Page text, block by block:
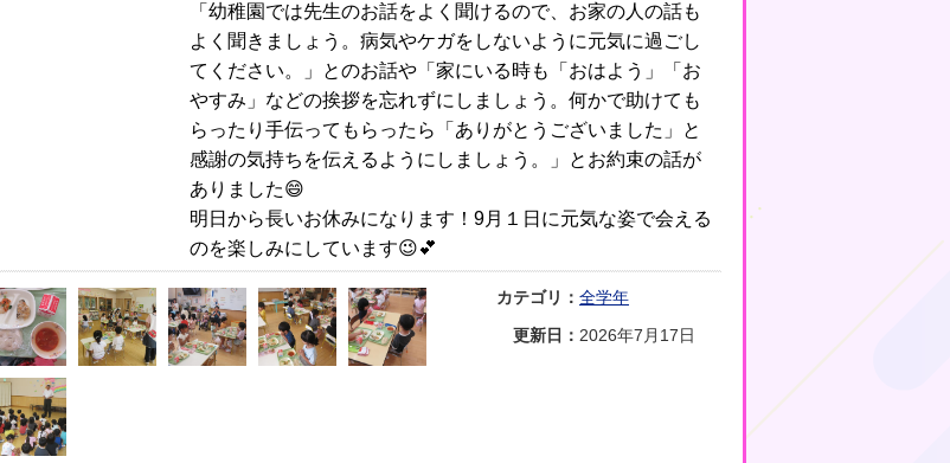
「幼稚園では先生のお話をよく聞けるので、お家の人の話も
よく聞きましょう。病気やケガをしないように元気に過ごし
てください。」とのお話や「家にいる時も「おはよう」「お
やすみ」などの挨拶を忘れずにしましょう。何かで助けても
らったり手伝ってもらったら「ありがとうございました」と
感謝の気持ちを伝えるようにしましょう。」とお約束の話が
ありました😄
明日から長いお休みになります！9月１日に元気な姿で会える
のを楽しみにしています😉💕
カテゴリ： 全学年
更新日： 2026年7月17日